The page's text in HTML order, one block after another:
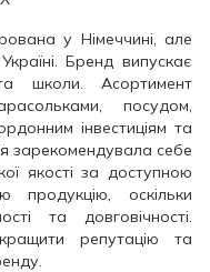
у Німеччині, але
Бренд випускає
школи. Асортимент
посудом,
інвестиціям та
зарекомендувала себе
якості за доступною
продукцію, оскільки
та довговічності.
репутацію та